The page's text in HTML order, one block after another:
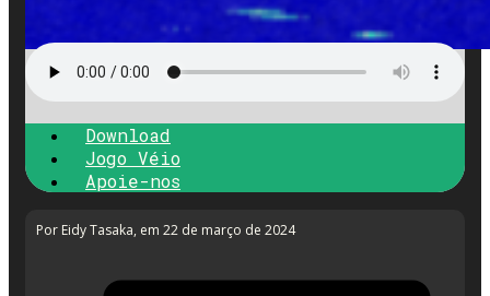
Download
Jogo Véio
Apoie-nos
Por Eidy Tasaka, em 22 de março de 2024